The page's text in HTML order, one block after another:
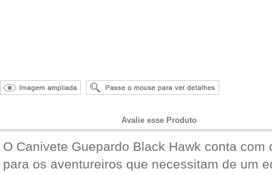
Avalie esse Produto
O Canivete Guepardo Black Hawk conta
para os aventureiros que necessitam de um